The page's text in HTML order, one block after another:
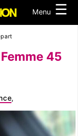
Menu ☰
45
,